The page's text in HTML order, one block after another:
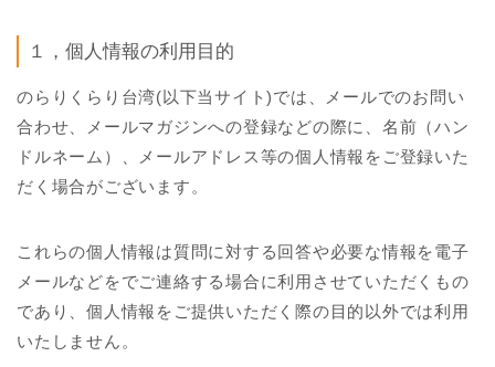
１，個人情報の利用目的
のらりくらり台湾(以下当サイト)では、メールでのお問い
合わせ、メールマガジンへの登録などの際に、名前（ハン
ドルネーム）、メールアドレス等の個人情報をご登録いた
だく場合がございます。
これらの個人情報は質問に対する回答や必要な情報を電子
メールなどをでご連絡する場合に利用させていただくもの
であり、個人情報をご提供いただく際の目的以外では利用
いたしません。